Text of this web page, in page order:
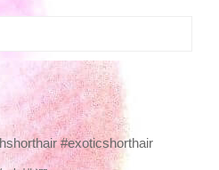
#exoticshorthair